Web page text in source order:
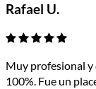
Rafael U.
Muy profesional y
100%. Fue un